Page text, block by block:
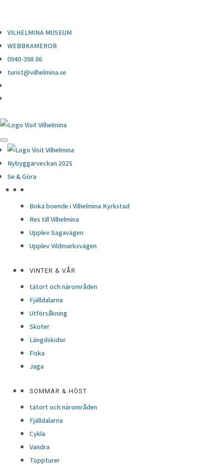
VILHELMINA MUSEUM
WEBBKAMEROR
0940-398 86
turist@vilhelmina.se
Nybyggarveckan 2025
Se & Göra
Boka boende i Vilhelmina Kyrkstad
Res till Vilhelmina
Upplev Sagavägen
Upplev Vildmarksvägen
VINTER & VÅR
tätort och närområden
Fjälldalarna
Utförsåkning
Skoter
Längdskidor
Fiska
Jaga
SOMMAR & HÖST
tätort och närområden
Fjälldalarna
Cykla
Vandra
Toppturer